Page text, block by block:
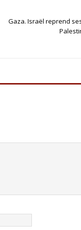
Gaza. Israël reprend